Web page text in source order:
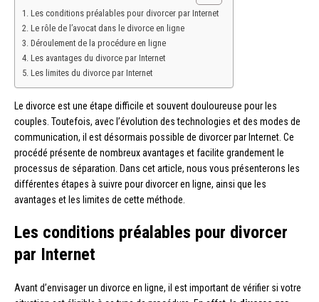
Les conditions préalables pour divorcer par Internet
Le rôle de l’avocat dans le divorce en ligne
Déroulement de la procédure en ligne
Les avantages du divorce par Internet
Les limites du divorce par Internet
Le divorce est une étape difficile et souvent douloureuse pour les
couples. Toutefois, avec l’évolution des technologies et des modes de
communication, il est désormais possible de divorcer par Internet. Ce
procédé présente de nombreux avantages et facilite grandement le
processus de séparation. Dans cet article, nous vous présenterons les
différentes étapes à suivre pour divorcer en ligne, ainsi que les
avantages et les limites de cette méthode.
Les conditions préalables pour divorcer
par Internet
Avant d’envisager un divorce en ligne, il est important de vérifier si votre